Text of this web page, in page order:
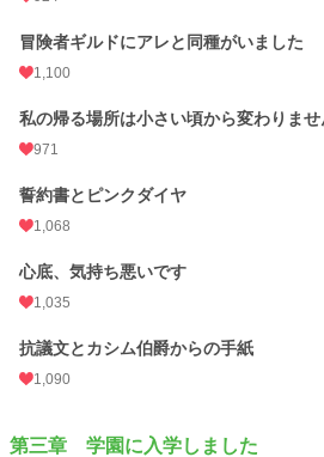
冒険者ギルドにアレと同種がいました
1,100
私の帰る場所は小さい頃から変わりませ
971
誓約書とピンクダイヤ
1,068
心底、気持ち悪いです
1,035
抗議文とカシム伯爵からの手紙
1,090
第三章 学園に入学しました